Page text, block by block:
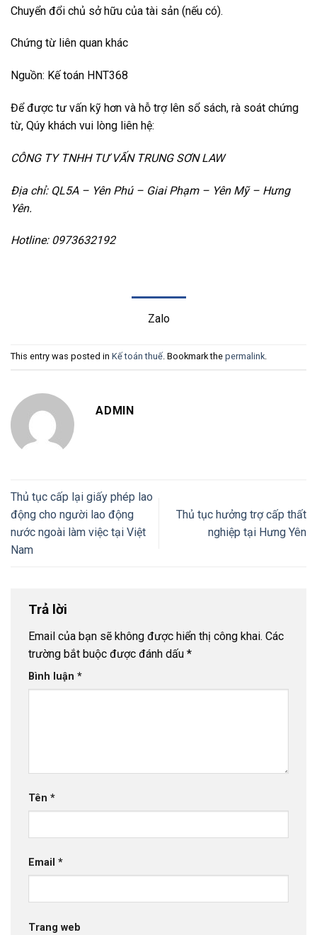
Chuyển đổi chủ sở hữu của tài sản (nếu có).
Chứng từ liên quan khác
Nguồn: Kế toán HNT368
Để được tư vấn kỹ hơn và hỗ trợ lên sổ sách, rà soát chứng
từ, Qúy khách vui lòng liên hệ:
CÔNG TY TNHH TƯ VẤN TRUNG SƠN LAW
Địa chỉ: QL5A – Yên Phú – Giai Phạm – Yên Mỹ – Hưng
Yên.
Hotline: 0973632192
Zalo
This entry was posted in Kế toán thuế. Bookmark the permalink.
ADMIN
Thủ tục cấp lại giấy phép lao
động cho người lao động
nước ngoài làm việc tại Việt
Nam
Thủ tục hưởng trợ cấp thất
nghiệp tại Hưng Yên
Trả lời
Email của bạn sẽ không được hiển thị công khai. Các
trường bắt buộc được đánh dấu *
Bình luận *
Tên *
Email *
Trang web